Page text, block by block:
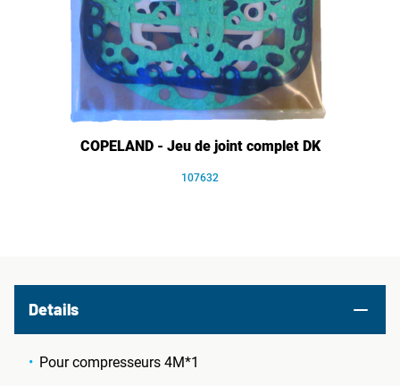
COPELAND - Jeu de joint complet DK
107632
Details
Pour compresseurs 4M*1